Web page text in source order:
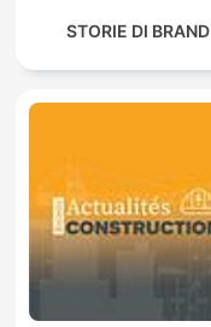
STORIE DI BRAND